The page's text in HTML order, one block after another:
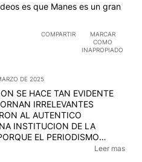
es que Manes es un gran
COMPARTIR
MARCAR
COMO
INAPROPIADO
DE 2025
SE HACE TAN EVIDENTE
IRRELEVANTES
AL AUTENTICO
INSTITUCION DE LA
EL PERIODISMO
Leer mas